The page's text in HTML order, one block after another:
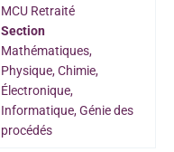
MCU Retraité
Section
Mathématiques,
Physique, Chimie,
Électronique,
Informatique, Génie des
procédés